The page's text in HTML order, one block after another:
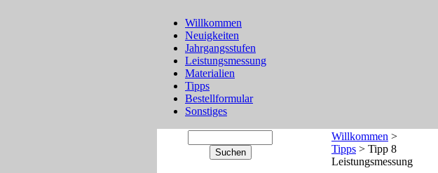
Willkommen
Neuigkeiten
Jahrgangsstufen
Leistungsmessung
Materialien
Tipps
Bestellformular
Sonstiges
Willkommen >
Tipps > Tipp 8
Leistungsmessung